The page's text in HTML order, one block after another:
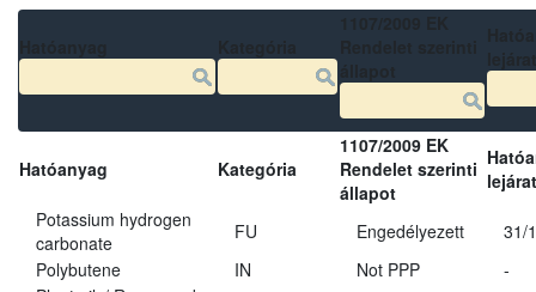
Hatóanyag Kategória
1107/2009 EK
Rendelet szerinti
állapot
Potassium hydrogen
carbonate
FU Engedélyezett
31/
Polybutene
IN Not PPP
-